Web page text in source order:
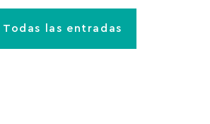
Todas las entradas